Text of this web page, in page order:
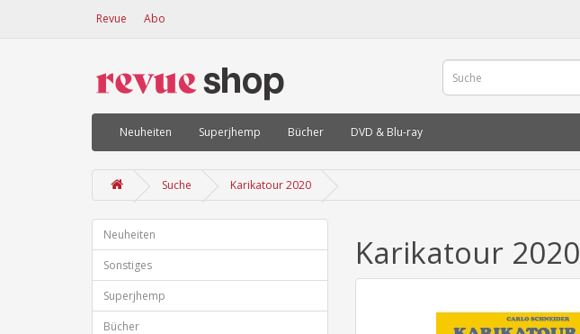
Revue Abo
Neuheiten Superjhemp Bücher DVD & Blu-ray
Suche Karikatour 2020
Neuheiten
Sonstiges
Superjhemp
Bücher
Karikatour 2020